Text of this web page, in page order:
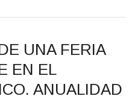
UNA FERIA
EN EL
ANUALIDAD